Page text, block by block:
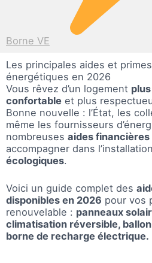
Borne VE
Les principales aides et
énergétiques en 2026
Vous rêvez d’un logement
confortable et plus
Bonne nouvelle : l’État, les
même les fournisseurs
nombreuses aides financières
accompagner dans
écologiques.
Voici un guide complet des
disponibles en 2026 pour vos
renouvelable : panneaux
climatisation réversible,
borne de recharge électrique.